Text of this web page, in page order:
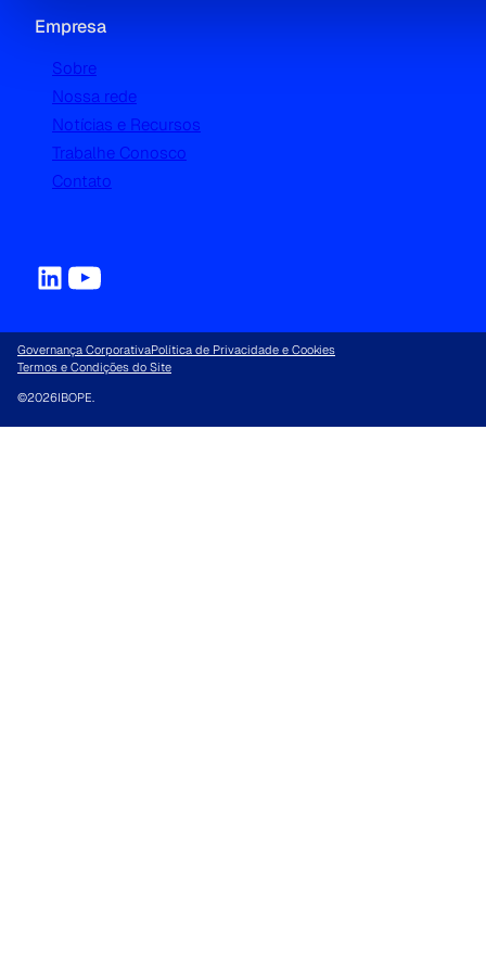
Empresa
Sobre
Nossa rede
Notícias e Recursos
Trabalhe Conosco
Contato
Governança CorporativaPolítica de Privacidade e Cookies
Termos e Condições do Site
©2026IBOPE.